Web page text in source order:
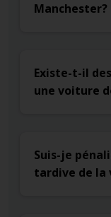
Manchester?
Existe-t-il
une voiture
Suis-je
tardive de la